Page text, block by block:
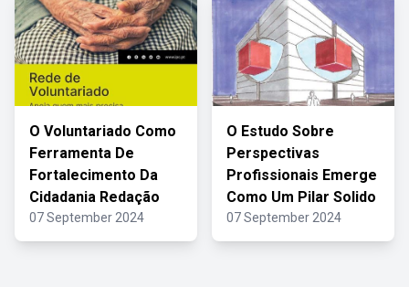
O Voluntariado Como
Ferramenta De
Fortalecimento Da
Cidadania Redação
07 September 2024
O Estudo Sobre
Perspectivas
Profissionais Emerge
Como Um Pilar Solido
07 September 2024